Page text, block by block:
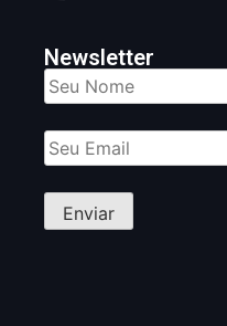
Newsletter